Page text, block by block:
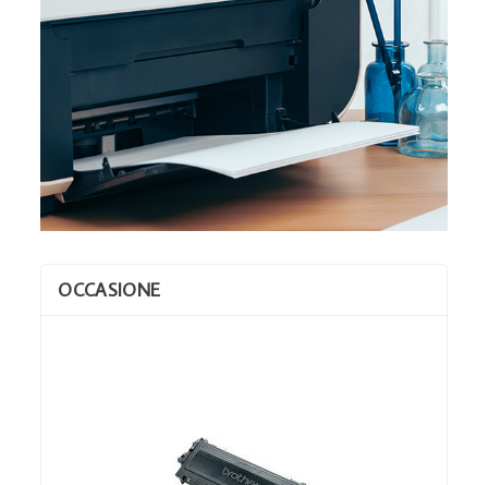
OCCASIONE